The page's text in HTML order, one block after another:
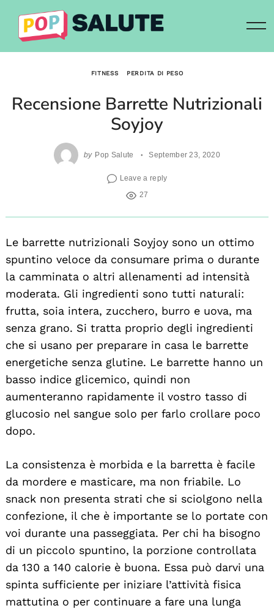
content
FITNESS PERDITA DI PESO
Recensione Barrette Nutrizionali
Soyjoy
by Pop Salute September 23, 2020
Leave a reply
27
Le barrette nutrizionali Soyjoy sono un ottimo
spuntino veloce da consumare prima o durante
la camminata o altri allenamenti ad intensità
moderata. Gli ingredienti sono tutti naturali:
frutta, soia intera, zucchero, burro e uova, ma
senza grano. Si tratta proprio degli ingredienti
che si usano per preparare in casa le barrette
energetiche senza glutine. Le barrette hanno un
basso indice glicemico, quindi non
aumenteranno rapidamente il vostro tasso di
glucosio nel sangue solo per farlo crollare poco
dopo.
La consistenza è morbida e la barretta è facile
da mordere e masticare, ma non friabile. Lo
snack non presenta strati che si sciolgono nella
confezione, il che è importante se lo portate con
voi durante una passeggiata. Per chi ha bisogno
di un piccolo spuntino, la porzione controllata
da 130 a 140 calorie è buona. Essa può darvi una
spinta sufficiente per iniziare l’attività fisica
mattutina o per continuare a fare una lunga